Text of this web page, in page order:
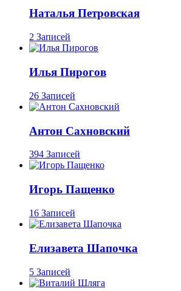
Наталья Петровская
2 Записей
Илья Пирогов
26 Записей
Антон Сахновский
394 Записей
Игорь Пащенко
16 Записей
Елизавета Шапочка
5 Записей